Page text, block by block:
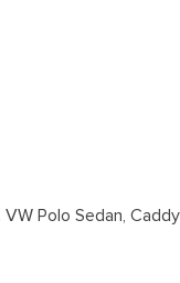
Polo Sedan, Caddy